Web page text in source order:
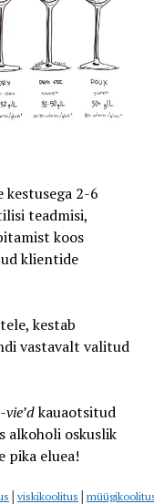
kestusega 2-6
teadmisi,
koos
klientide
kestab
vastavalt valitud
kauaotsitud
alkoholi oskuslik
pika eluea!
viskikoolitus